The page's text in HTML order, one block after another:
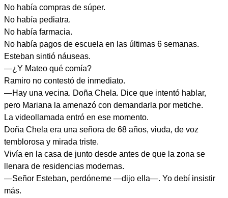
No había compras de súper.
No había pediatra.
No había farmacia.
No había pagos de escuela en las últimas 6 semanas.
Esteban sintió náuseas.
—¿Y Mateo qué comía?
Ramiro no contestó de inmediato.
—Hay una vecina. Doña Chela. Dice que intentó hablar,
pero Mariana la amenazó con demandarla por metiche.
La videollamada entró en ese momento.
Doña Chela era una señora de 68 años, viuda, de voz
temblorosa y mirada triste.
Vivía en la casa de junto desde antes de que la zona se
llenara de residencias modernas.
—Señor Esteban, perdóneme —dijo ella—. Yo debí insistir
más.